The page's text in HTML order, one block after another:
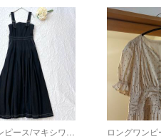
ロングワンピース/マキシワンピース